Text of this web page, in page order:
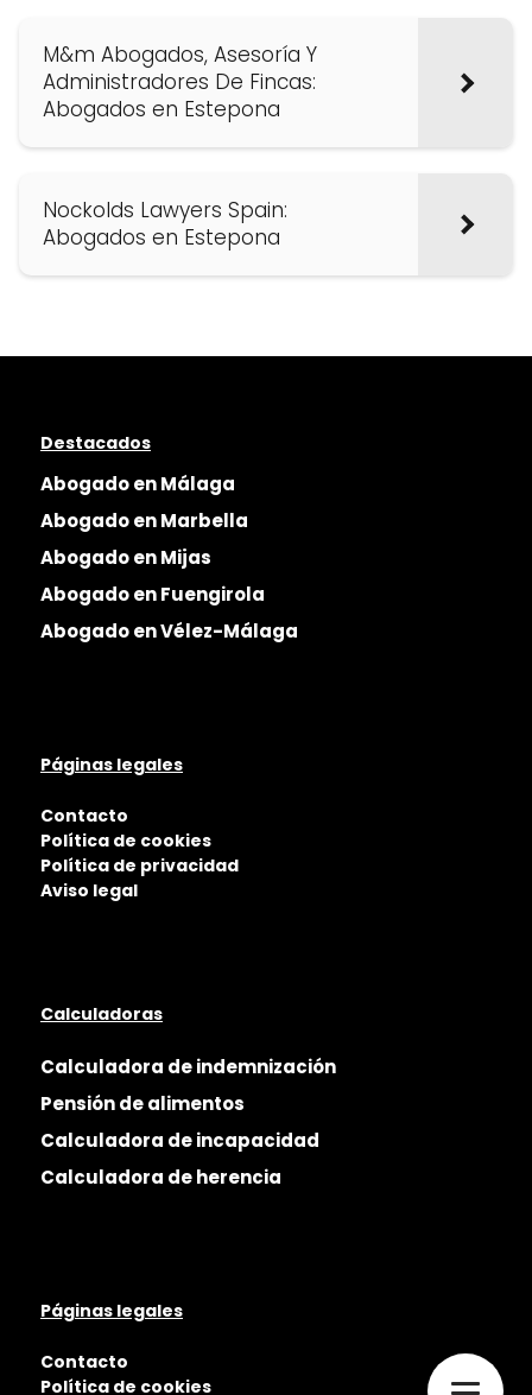
M&m Abogados, Asesoría Y
Administradores De Fincas:
Abogados en Estepona
Nockolds Lawyers Spain:
Abogados en Estepona
Destacados
Abogado en Málaga
Abogado en Marbella
Abogado en Mijas
Abogado en Fuengirola
Abogado en Vélez-Málaga
Páginas legales
Contacto
Política de cookies
Política de privacidad
Aviso legal
Calculadoras
Calculadora de indemnización
Pensión de alimentos
Calculadora de incapacidad
Calculadora de herencia
Páginas legales
Contacto
Política de cookies